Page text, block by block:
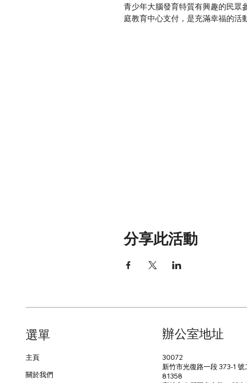
青少年大腦發育特質有興趣的民眾
庭教育中心支付，是充滿幸福的活動
分享此活動
主頁
關於我們
​選單 辦公室地址
30072
新竹市光復路一段 373-1 號
81358